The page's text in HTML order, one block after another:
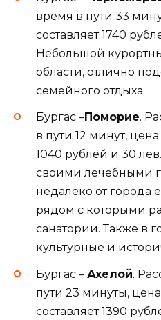
время в пути 33
составляет 1740
Небольшой
области, отлично
семейного отдыха.
Бургас –Поморие.
в пути 12 минут, цена
1040 рублей и 30
своими лечебными
недалеко от города
рядом с которыми
санатории. Также в
культурные и
Бургас – Ахелой.
пути 23 минуты,
составляет 1390